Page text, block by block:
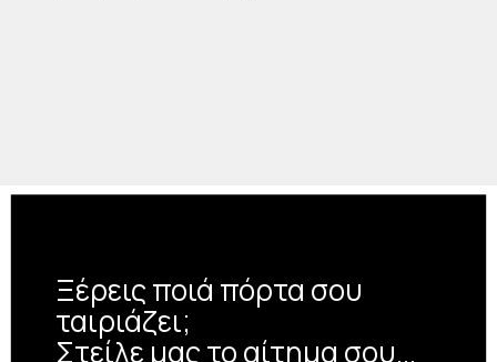
χερούλια
αρχιτεκτονική ταυτότητα, χωρίς
περιορισμούς σχεδιασμού.
Ξέρεις ποιά πόρτα σου
ταιριάζει;
Στείλε μας το αίτημα σου...